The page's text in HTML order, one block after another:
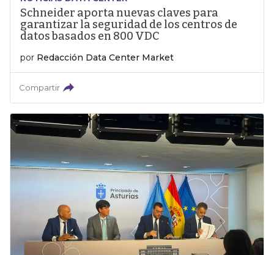
Schneider aporta nuevas claves para
garantizar la seguridad de los centros de
datos basados en 800 VDC
por Redacción Data Center Market
Compartir